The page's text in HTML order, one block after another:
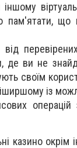
що
де ви не
своїм
із
казино окрім